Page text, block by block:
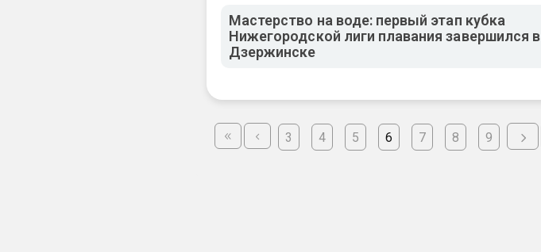
Мастерство на воде: первый этап кубка
Нижегородской лиги плавания завершился в
Дзержинске
3 4 5 6 7 8 9